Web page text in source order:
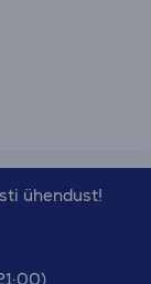
ühendust!